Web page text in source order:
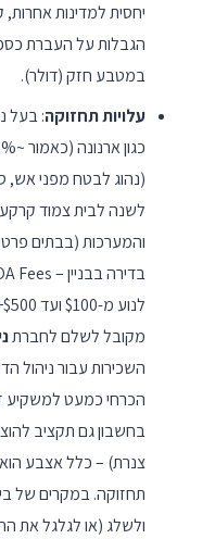
יחסית למדינות
הגבלות על העברת
במטבע חזק (דולר).
עלויות תחזוקה: בעל
(נהוג לבטח מפני אש,
לשנה לבית צמוד
והמערכות (בבתים
מקובל לשלם לחברת
השכירות עבור ניהול
הכרחי כמעט למשקיע
בחשבון גם תקציב
תחזוקה. במקרים של
ולשלג (או לגלגל את